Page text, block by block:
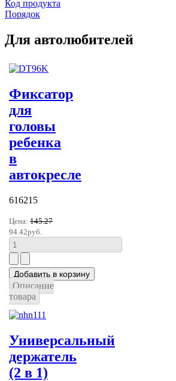
Код продукта
Порядок
Для автолюбителей
Фиксатор
для
головы
ребенка
в
автокресле
616215
Цена: 145.27
94.42руб.
Описание
товара
Универсальный
держатель
(2 в 1)